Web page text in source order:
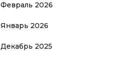
Февраль 2026
Январь 2026
Декабрь 2025